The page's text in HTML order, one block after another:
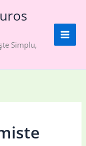
Simplu,